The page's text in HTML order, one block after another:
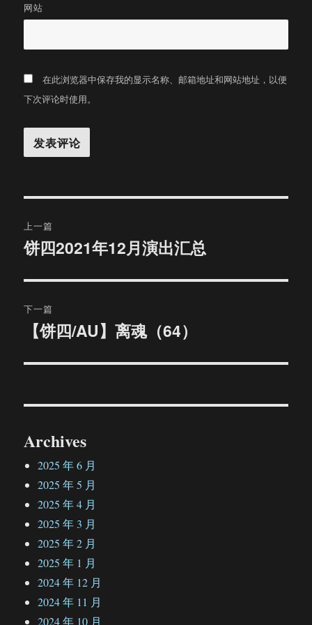
网站
在此浏览器中保存我的显示名称、邮箱地址和网站地址，以便
下次评论时使用。
章
航
上一篇
上
文
章：
饼四2021年12月演出汇总
下一篇
文
【饼四/AU】离魂（64）
Archives
2025 年 6 月
2025 年 5 月
2025 年 4 月
2025 年 3 月
2025 年 2 月
2025 年 1 月
2024 年 12 月
2024 年 11 月
2024 年 10 月